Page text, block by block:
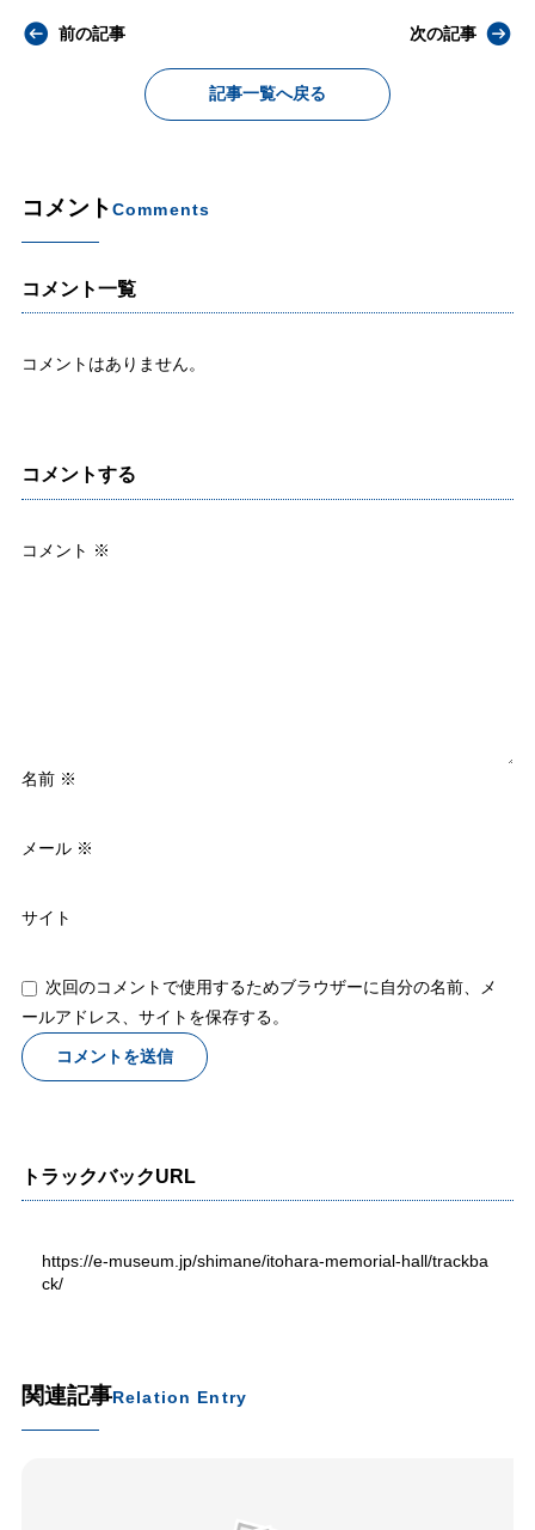
前の記事
記事一覧へ戻る
次の記事
コメントComments
コメント一覧
コメントはありません。
コメントする
コメント ※
名前 ※
メール ※
サイト
次回のコメントで使用するためブラウザーに自分の名前、メ
ールアドレス、サイトを保存する。
トラックバックURL
https://e-museum.jp/shimane/itohara-memorial-hall/trackba
ck/
関連記事Relation Entry